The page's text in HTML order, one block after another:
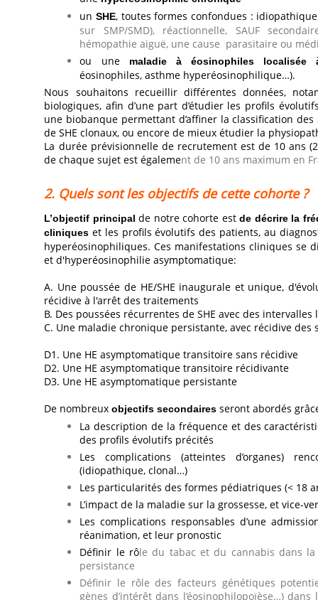
unSHE, toutes formes confondues : idiopathique
sur SMP/SMD), réactionnelle, SAUF
hémopathie aiguë, une cause parasitaire ou
ou une
maladie à éosinophiles
éosinophiles, asthme hyperéosinophilique…).
Nous souhaitons recueillir différentes données,
biologiques, afin d’une part d’étudier les profils
une biobanque permettant d’affiner la classification des
de SHE clonaux, ou encore de mieux étudier la
La durée prévisionnelle de recrutement est de 10 ans
de chaque sujet est également de 10 ans maximum en
2. Quels sont les objectifs de cette cohorte ?
L’objectif principal de notre cohorte estde décrire la
cliniques et les profils évolutifs des patients, au
hyperéosinophiliques. Ces manifestations cliniques se
et d'hyperéosinophilie asymptomatique:
A. Une poussée de HE/SHE inaugurale et unique,
récidive à l'arrêt des traitements
B. Des poussées récurrentes de SHE avec des intervalles
C. Une maladie chronique persistante, avec récidive
D1. Une HE asymptomatique transitoire sans récidive
D2. Une HE asymptomatique transitoire récidivante
D3. Une HE asymptomatique persistante
De nombreuxobjectifs secondaires seront abordés
La description de la fréquence et des
des profils évolutifs précités
Les complications (atteintes d’organes)
(idiopathique, clonal…)
Les particularités des formes pédiatriques (< 18
L’impact de la maladie sur la grossesse, et vice-
Les complications responsables d’une
réanimation, et leur pronostic
Définir le rôle du tabac et du cannabis dans
persistance
Définir le rôle des facteurs génétiques
gènes d’intérêt dans l’éosinophilopoïèse…)